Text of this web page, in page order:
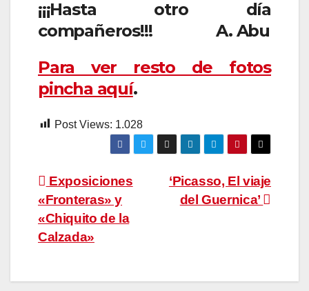
¡¡¡Hasta otro día
compañeros!!! A. Abu
Para ver resto de fotos
pincha aquí.
Post Views: 1.028
Navegación
de
entradas
‘Picasso, El viaje
del Guernica’
Exposiciones
«Fronteras» y
«Chiquito de la
Calzada»